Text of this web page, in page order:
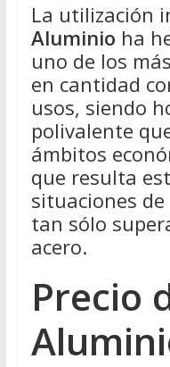
La utilización
Aluminio ha
uno de los
en cantidad
usos, siendo
polivalente
ámbitos
que resulta
situaciones
tan sólo
acero.
Precio